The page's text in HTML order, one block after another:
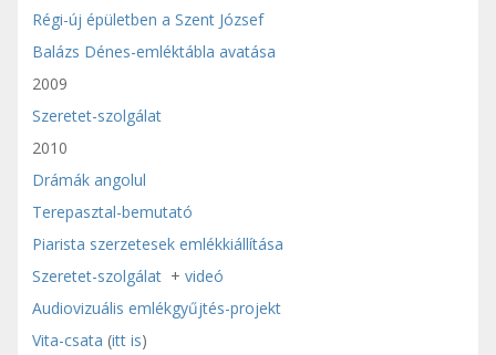
Régi-új épületben a Szent József
Balázs Dénes-emléktábla avatása
2009
Szeretet-szolgálat
2010
Drámák angolul
Terepasztal-bemutató
Piarista szerzetesek emlékkiállítása
Szeretet-szolgálat + videó
Audiovizuális emlékgyűjtés-projekt
Vita-csata (itt is)